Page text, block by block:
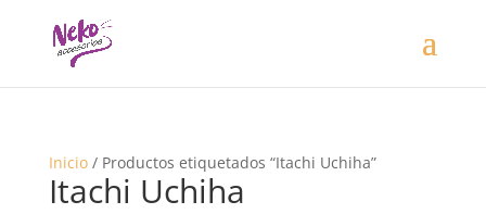
Inicio/ Productos etiquetados “Itachi Uchiha”
Itachi Uchiha